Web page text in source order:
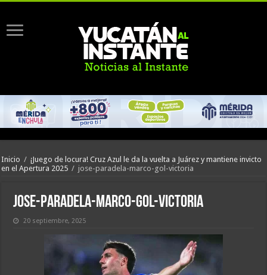
Inicio / ¡Juego de locura! Cruz Azul le da la vuelta a Juárez y mantiene invicto
en el Apertura 2025 / jose-paradela-marco-gol-victoria
jose-paradela-marco-gol-victoria
20 septiembre, 2025